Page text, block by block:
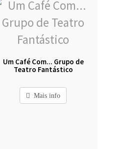
Um Café Com... Grupo de
Teatro Fantástico
Mais info